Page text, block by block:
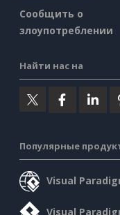
Сообщить о
злоупотреблении
Найти нас на
Популярные
Visual
Visual